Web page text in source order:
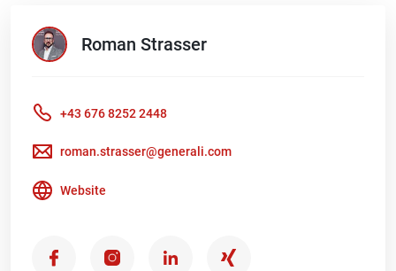
Roman Strasser
+43 676 8252 2448
roman.strasser@generali.com
Website